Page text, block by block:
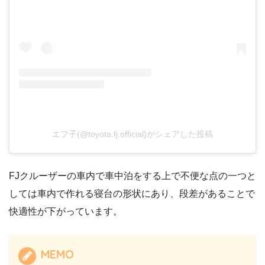
エフ子(@toyota.fj.official)がシェアした投稿
FJクルーザーの車内で車中泊をする上で不便な点の一つと
しては車内で作れる寝台の形状にあり、段差があることで
快適性が下がっています。
MEMO